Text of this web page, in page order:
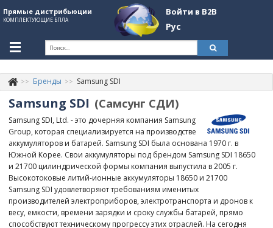
Прямые дистрибьюции
КОМПЛЕКТУЮЩИЕ БПЛА
Войти в B2B
Рус
+380507774092 Контакты
Информация о компании
About Company
Обзоры
Категории
Бренды
Бренды Samsung SDI
Samsung SDI (Самсунг СДИ)
Samsung SDI, Ltd. - это дочерняя компания Samsung
Group, которая специализируется на производстве
аккумуляторов и батарей. Samsung SDI была основана 1970 г. в
Южной Корее. Свои аккумуляторы под брендом Samsung SDI 18650
и 21700 цилиндрической формы компания выпустила в 2005 г.
Высокотоковые литий-ионные аккумуляторы 18650 и 21700
Samsung SDI удовлетворяют требованиям именитых
производителей электроприборов, электротранспорта и дронов к
весу, емкости, времени зарядки и сроку службы батарей, прямо
способствуют техническому прогрессу этих отраслей. На сегодня